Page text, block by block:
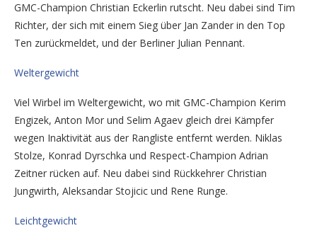
GMC-Champion Christian Eckerlin rutscht. Neu dabei sind Tim
Richter, der sich mit einem Sieg über Jan Zander in den Top
Ten zurückmeldet, und der Berliner Julian Pennant.
Weltergewicht
Viel Wirbel im Weltergewicht, wo mit GMC-Champion Kerim
Engizek, Anton Mor und Selim Agaev gleich drei Kämpfer
wegen Inaktivität aus der Rangliste entfernt werden. Niklas
Stolze, Konrad Dyrschka und Respect-Champion Adrian
Zeitner rücken auf. Neu dabei sind Rückkehrer Christian
Jungwirth, Aleksandar Stojicic und Rene Runge.
Leichtgewicht